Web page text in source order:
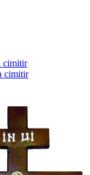
cimitir
cimitir